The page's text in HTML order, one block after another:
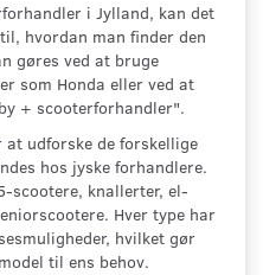
i Jylland, kan det
hvordan man finder den
gøres ved at bruge
som Honda eller ved at
+ scooterforhandler".
at udforske de forskellige
hos jyske forhandlere.
scootere, knallerter, el-
Hver type har
hvilket gør
til ens behov.